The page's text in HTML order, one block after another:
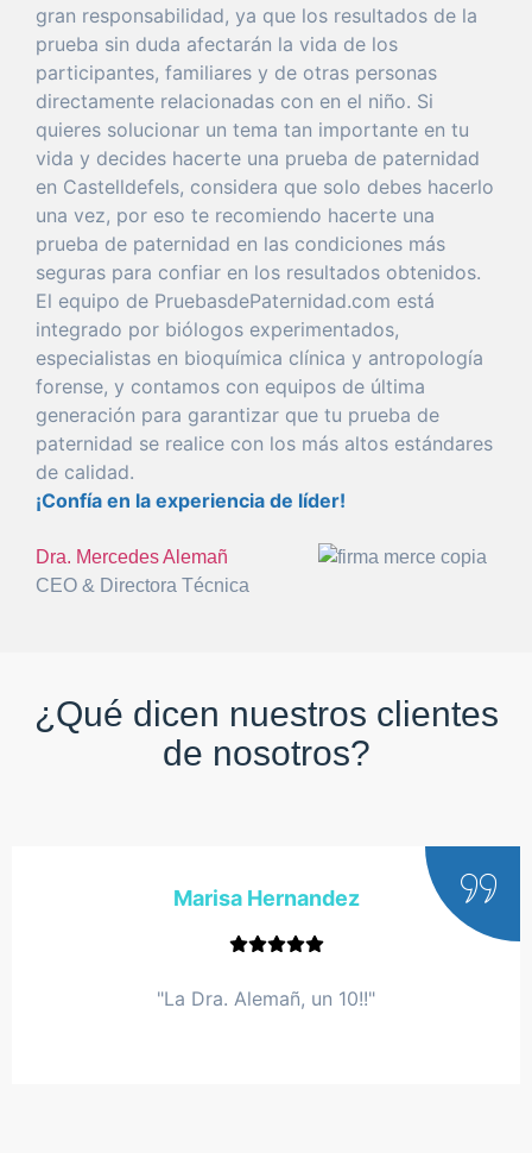
gran responsabilidad, ya que los resultados de la
prueba sin duda afectarán la vida de los
participantes, familiares y de otras personas
directamente relacionadas con en el niño. Si
quieres solucionar un tema tan importante en tu
vida y decides hacerte una prueba de paternidad
en Castelldefels, considera que solo debes hacerlo
una vez, por eso te recomiendo hacerte una
prueba de paternidad en las condiciones más
seguras para confiar en los resultados obtenidos.
El equipo de PruebasdePaternidad.com está
integrado por biólogos experimentados,
especialistas en bioquímica clínica y antropología
forense, y contamos con equipos de última
generación para garantizar que tu prueba de
paternidad se realice con los más altos estándares
de calidad.
¡Confía en la experiencia de líder!
Dra. Mercedes Alemañ
CEO & Directora Técnica
¿Qué dicen nuestros clientes
de nosotros?
Marisa Hernandez
"La Dra. Alemañ, un 10!!"